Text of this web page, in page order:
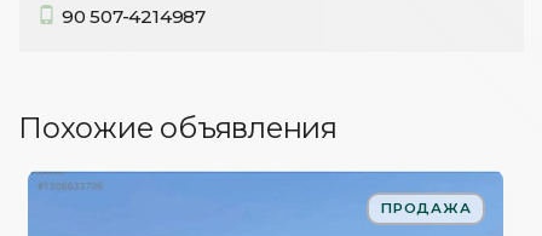
90 507-4214987
Похожие объявления
ПРОДАЖА